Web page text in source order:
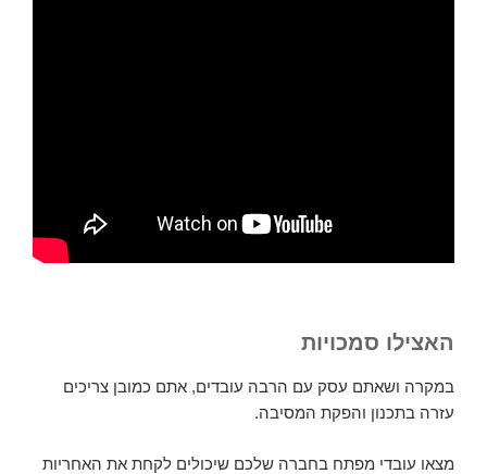
האצילו סמכויות
במקרה ושאתם עסק עם הרבה עובדים, אתם כמובן צריכים
עזרה בתכנון והפקת המסיבה.
מצאו עובדי מפתח בחברה שלכם שיכולים לקחת את האחריות